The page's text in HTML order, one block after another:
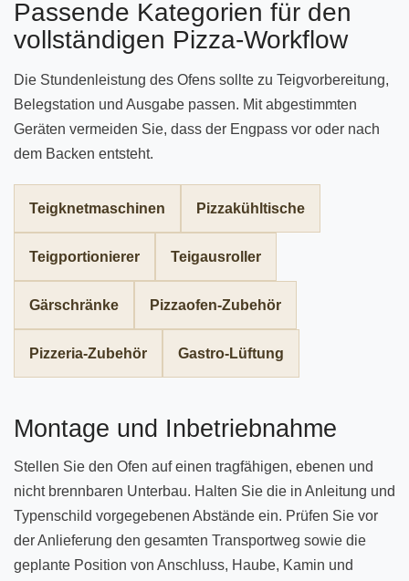
Passende Kategorien für den
vollständigen Pizza-Workflow
Die Stundenleistung des Ofens sollte zu Teigvorbereitung,
Belegstation und Ausgabe passen. Mit abgestimmten
Geräten vermeiden Sie, dass der Engpass vor oder nach
dem Backen entsteht.
Teigknetmaschinen Pizzakühltische
Teigportionierer Teigausroller
Gärschränke Pizzaofen-Zubehör
Pizzeria-Zubehör Gastro-Lüftung
Montage und Inbetriebnahme
Stellen Sie den Ofen auf einen tragfähigen, ebenen und
nicht brennbaren Unterbau. Halten Sie die in Anleitung und
Typenschild vorgegebenen Abstände ein. Prüfen Sie vor
der Anlieferung den gesamten Transportweg sowie die
geplante Position von Anschluss, Haube, Kamin und